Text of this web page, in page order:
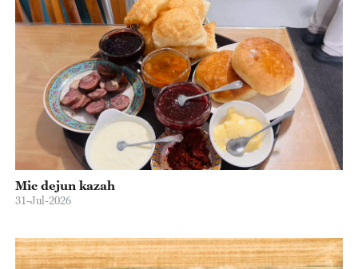
Mic dejun kazah
31-Jul-2026